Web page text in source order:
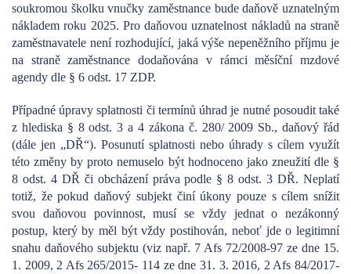
soukromou školku vnučky zaměstnance bude daňově uznatelným
nákladem roku 2025. Pro daňovou uznatelnost nákladů na straně
zaměstnavatele není rozhodující, jaká výše nepeněžního příjmu je
na straně zaměstnance dodaňována v rámci měsíční mzdové
agendy dle § 6 odst. 17 ZDP.
Případné úpravy splatnosti či termínů úhrad je nutné posoudit také
z hlediska § 8 odst. 3 a 4 zákona č. 280/ 2009 Sb., daňový řád
(dále jen „DŘ“). Posunutí splatnosti nebo úhrady s cílem využít
této změny by proto nemuselo být hodnoceno jako zneužití dle §
8 odst. 4 DŘ či obcházení práva podle § 8 odst. 3 DŘ. Neplatí
totiž, že pokud daňový subjekt činí úkony pouze s cílem snížit
svou daňovou povinnost, musí se vždy jednat o nezákonný
postup, který by měl být vždy postihován, neboť jde o legitimní
snahu daňového subjektu (viz např. 7 Afs 72/2008-97 ze dne 15.
1. 2009, 2 Afs 265/2015- 114 ze dne 31. 3. 2016, 2 Afs 84/2017-